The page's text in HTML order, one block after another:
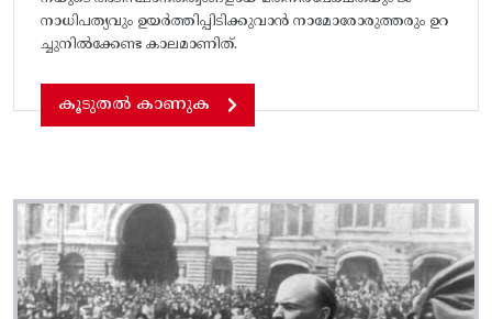
നാധിപത്യവും ഉയർത്തിപ്പിടിക്കുവാൻ നാമോരോരുത്തരും ഉറ
ച്ചുനിൽക്കേണ്ട കാലമാണിത്.
കൂടുതൽ കാണുക